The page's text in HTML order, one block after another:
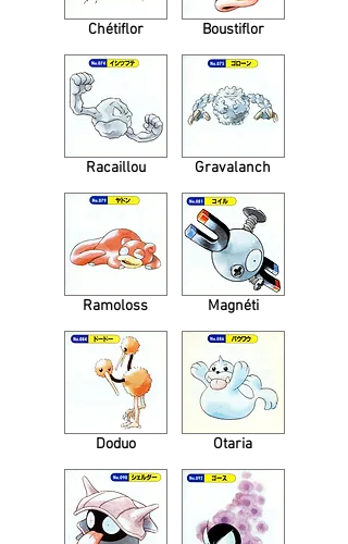
Chétiflor
Racaillou
Ramoloss
Doduo
Boustiflor
Gravalanch
Magnéti
Otaria